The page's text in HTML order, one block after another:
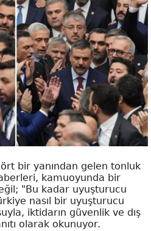
bir yanından gelen tonluk
kamuoyunda bir
"Bu kadar uyuşturucu
nasıl bir uyuşturucu
iktidarın güvenlik ve dış
olarak okunuyor.